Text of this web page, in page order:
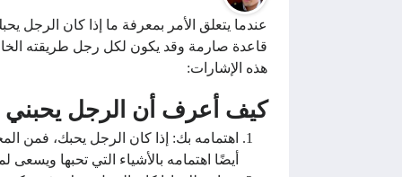
عندما يتعلق الأمر بمعرفة ما إذا كان الرجل
قاعدة صارمة وقد يكون لكل رجل طريقته
هذه الإشارات:
كيف أعرف أن الرجل يحبني
اهتمامه بك: إذا كان الرجل يحبك، فمن
أيضًا اهتمامه بالأشياء التي تحبها ويسعى